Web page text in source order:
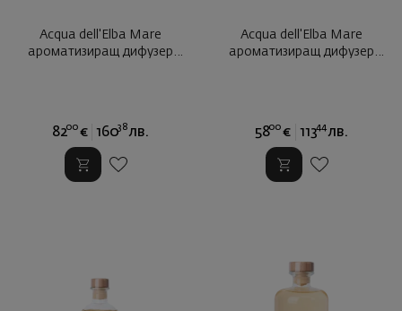
Acqua dell'Elba Mare
ароматизиращ дифузер
8200 € 16038 лв.
Acqua dell'Elbа Mare
ароматизиращ дифузер
5800 € 11344 лв.